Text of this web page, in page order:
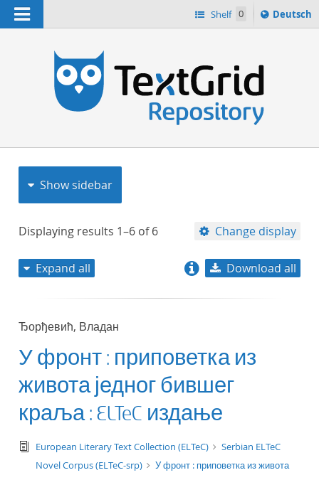
Navigation Shelf 0
Sprache
ï¿½ndern
Deutsch
Show sidebar
Displaying results 1–6 of6 Change display
title descending
format
Expand all Download all
Ђорђевић, Владан
У фронт : приповетка из
живота једног бившег
краља : ELTeC издање
text/tg.edition+tg.aggregation+xml
European Literary Text Collection (ELTeC)
Serbian ELTeC
Novel Corpus (ELTeC-srp)
У фронт : приповетка из живота